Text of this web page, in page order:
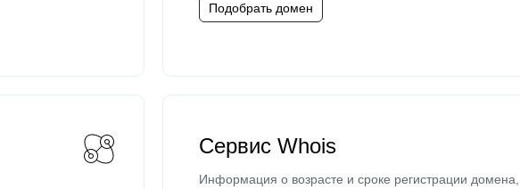
Подобрать домен
Сервис Whois
Информация о возрасте и сроке регистрации домена,